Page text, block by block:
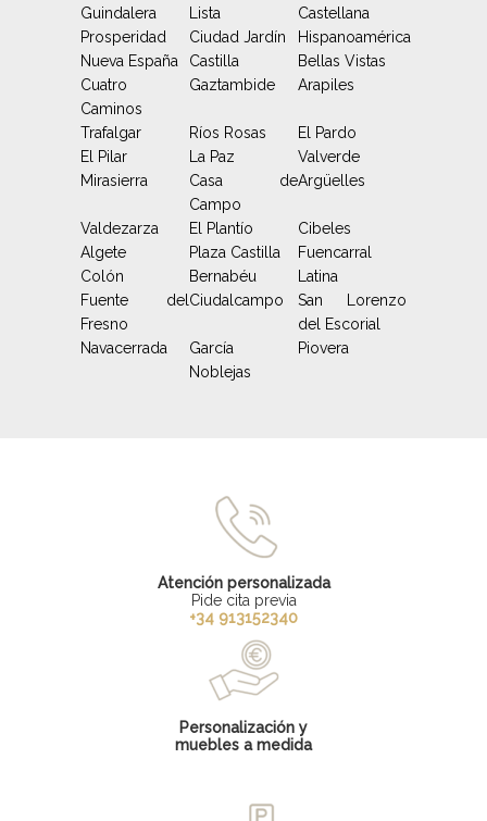
Guindalera
Lista
Castellana
Prosperidad
Ciudad Jardín
Hispanoamérica
Nueva España
Castilla
Bellas Vistas
Cuatro
Caminos
Gaztambide Arapiles
Trafalgar Ríos Rosas
El Pardo
El Pilar
La Paz
Valverde
Mirasierra
Casa de
Campo
Argüelles
Valdezarza El Plantío
Cibeles
Algete
Plaza Castilla
Fuencarral
Colón
Bernabéu
Latina
Fuente del
Fresno
Ciudalcampo
San Lorenzo
del Escorial
Navacerrada
García
Noblejas
Piovera
Atención personalizada
Pide cita previa
+34 913152340
Personalización y
muebles a medida